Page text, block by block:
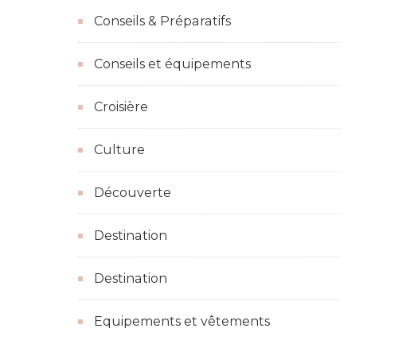
Conseils & Préparatifs
Conseils et équipements
Croisière
Culture
Découverte
Destination
Destination
Equipements et vêtements